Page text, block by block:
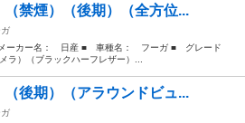
禁煙）（後期）（全方位...
カー名： 日産 ■ 車種名： フーガ ■ グレード
）（ブラックハーフレザー）...
後期）（アラウンドビュ...